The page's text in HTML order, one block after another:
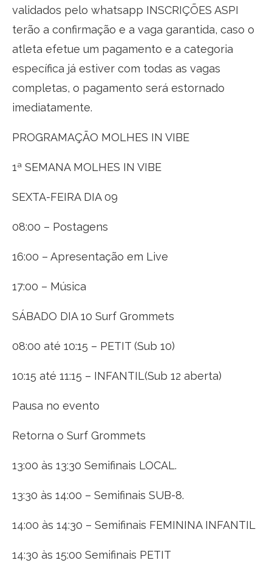
validados pelo whatsapp INSCRIÇÕES ASPI
terão a confirmação e a vaga garantida, caso o
atleta efetue um pagamento e a categoria
específica já estiver com todas as vagas
completas, o pagamento será estornado
imediatamente.
PROGRAMAÇÃO MOLHES IN VIBE
1ª SEMANA MOLHES IN VIBE
SEXTA-FEIRA DIA 09
08:00 – Postagens
16:00 – Apresentação em Live
17:00 – Música
SÁBADO DIA 10 Surf Grommets
08:00 até 10:15 – PETIT (Sub 10)
10:15 até 11:15 – INFANTIL(Sub 12 aberta)
Pausa no evento
Retorna o Surf Grommets
13:00 às 13:30 Semifinais LOCAL.
13:30 às 14:00 – Semifinais SUB-8.
14:00 às 14:30 – Semifinais FEMININA INFANTIL
14:30 às 15:00 Semifinais PETIT